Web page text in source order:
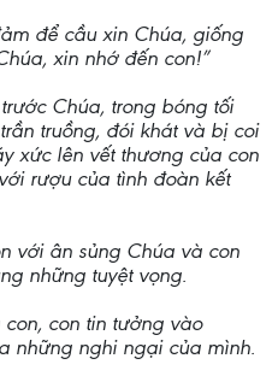
để cầu xin Chúa, giống
xin nhớ đến con!”
Chúa, trong bóng tối
truồng, đói khát và bị coi
xức lên vết thương của con
rượu của tình đoàn kết
với ân sủng Chúa và con
những tuyệt vọng.
con tin tưởng vào
những nghi ngại của mình.